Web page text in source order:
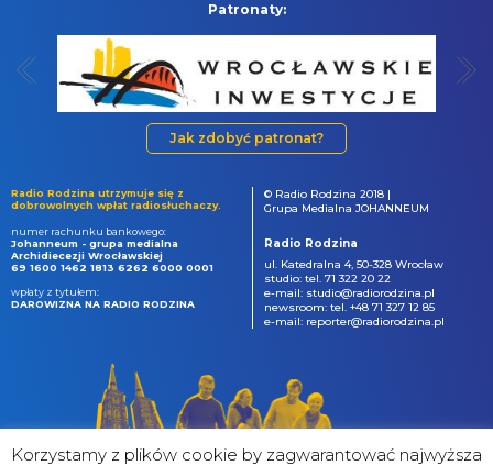
Patronaty:
Jak zdobyć patronat?
Radio Rodzina utrzymuje się z
dobrowolnych wpłat radiosłuchaczy.
numer rachunku bankowego:
Johanneum - grupa medialna
Archidiecezji Wrocławskiej
69 1600 1462 1813 6262 6000 0001
wpłaty z tytułem:
DAROWIZNA NA RADIO RODZINA
© Radio Rodzina 2018 |
Grupa Medialna JOHANNEUM
Radio Rodzina
ul. Katedralna 4, 50-328 Wrocław
studio: tel. 71 322 20 22
e-mail: studio@radiorodzina.pl
newsroom: tel. +48 71 327 12 85
e-mail: reporter@radiorodzina.pl
Korzystamy z plików cookie by zagwarantować najwyższa